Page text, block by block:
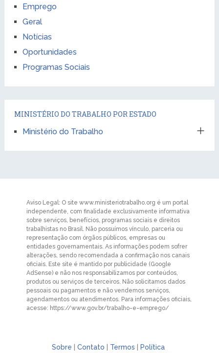
Emprego
Geral
Notícias
Oportunidades
Programas Sociais
MINISTÉRIO DO TRABALHO POR ESTADO
Ministério do Trabalho
Aviso Legal: O site www.ministeriotrabalho.org é um portal
independente, com finalidade exclusivamente informativa
sobre serviços, benefícios, programas sociais e direitos
trabalhistas no Brasil. Não possuímos vínculo, parceria ou
representação com órgãos públicos, empresas ou
entidades governamentais. As informações podem sofrer
alterações, sendo recomendada a confirmação nos canais
oficiais. Este site é mantido por publicidade (Google
AdSense) e não nos responsabilizamos por conteúdos,
produtos ou serviços de terceiros. Não solicitamos dados
pessoais ou pagamentos e não vendemos serviços,
agendamentos ou atendimentos. Para informações oficiais,
acesse: https://www.gov.br/trabalho-e-emprego/
Sobre |Contato Termos Política